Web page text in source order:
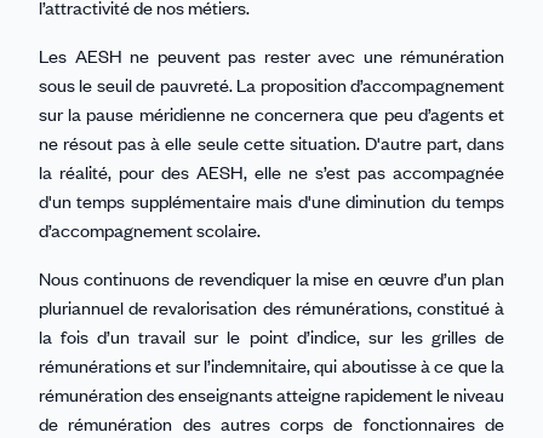
l’attractivité de nos métiers.
Les AESH ne peuvent pas rester avec une rémunération
sous le seuil de pauvreté. La proposition d’accompagnement
sur la pause méridienne ne concernera que peu d’agents et
ne résout pas à elle seule cette situation. D'autre part, dans
la réalité, pour des AESH, elle ne s’est pas accompagnée
d'un temps supplémentaire mais d'une diminution du temps
d’accompagnement scolaire.
Nous continuons de revendiquer la mise en œuvre d’un plan
pluriannuel de revalorisation des rémunérations, constitué à
la fois d’un travail sur le point d’indice, sur les grilles de
rémunérations et sur l’indemnitaire, qui aboutisse à ce que la
rémunération des enseignants atteigne rapidement le niveau
de rémunération des autres corps de fonctionnaires de